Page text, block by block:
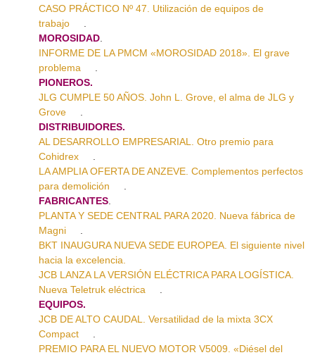
CASO PRÁCTICO Nº 47. Utilización de equipos de
trabajo
MOROSIDAD
INFORME DE LA PMCM «MOROSIDAD 2018». El grave
problema
PIONEROS.
JLG CUMPLE 50 AÑOS. John L. Grove, el alma de JLG y
Grove
DISTRIBUIDORES.
AL DESARROLLO EMPRESARIAL. Otro premio para
Cohidrex
LA AMPLIA OFERTA DE ANZEVE. Complementos perfectos
para demolición
FABRICANTES
PLANTA Y SEDE CENTRAL PARA 2020. Nueva fábrica de
Magni
BKT INAUGURA NUEVA SEDE EUROPEA. El siguiente nivel
hacia la excelencia.
JCB LANZA LA VERSIÓN ELÉCTRICA PARA LOGÍSTICA.
Nueva Teletruk eléctrica
EQUIPOS.
JCB DE ALTO CAUDAL. Versatilidad de la mixta 3CX
Compact
PREMIO PARA EL NUEVO MOTOR V5009. «Diésel del